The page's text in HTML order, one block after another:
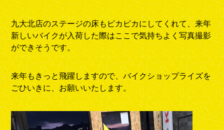
九大北店のステージの床もピカピカにしてくれて、来年
新しいバイクが入荷した際はここで気持ちよく写真撮影
ができそうです。
来年もきっと飛躍しますので、バイクショップライズを
ごひいきに、お願いいたします。